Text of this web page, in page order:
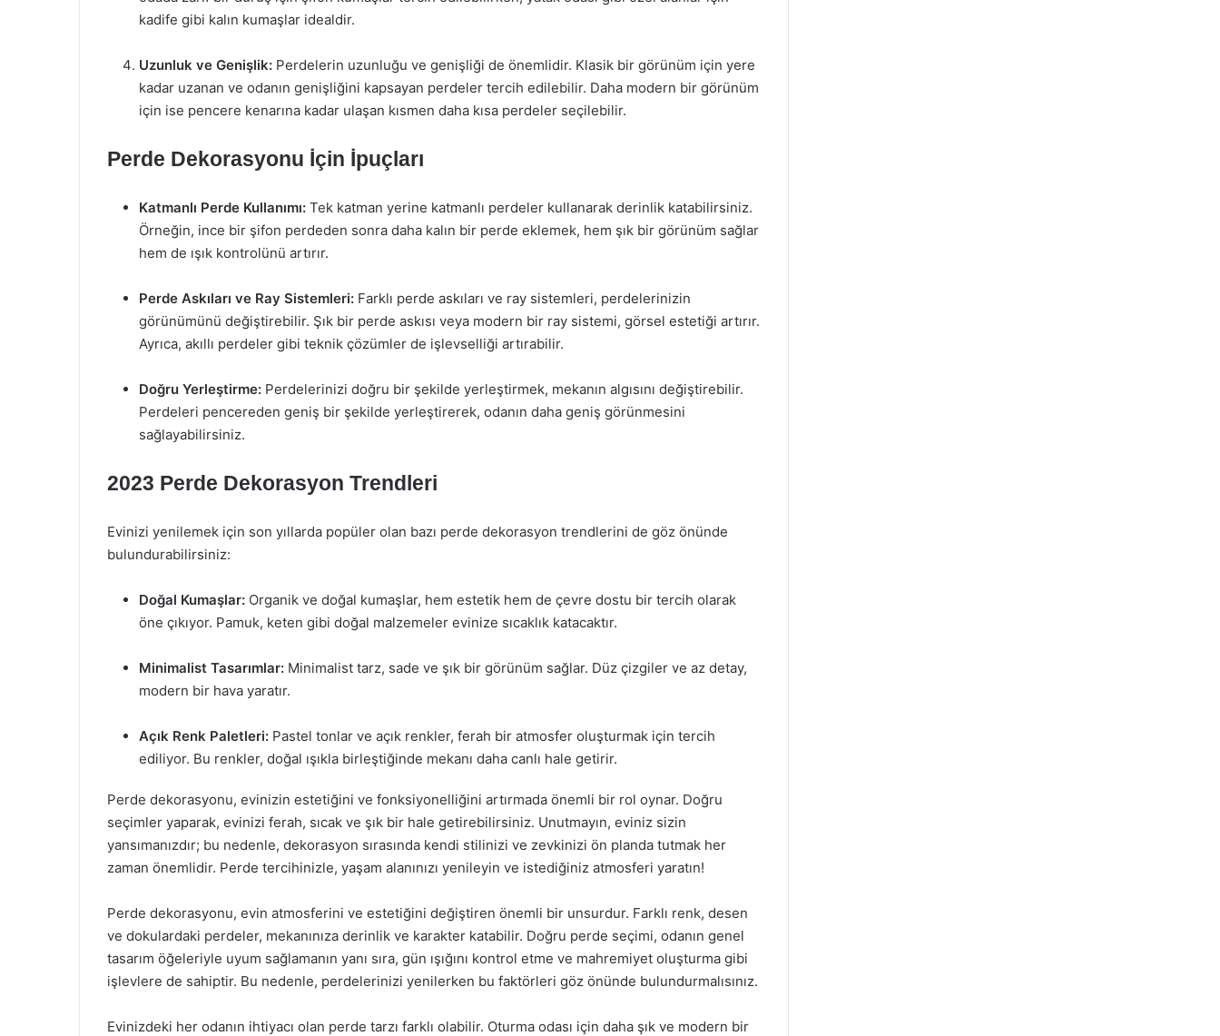
kadife gibi kalın kumaşlar idealdir.
Uzunluk ve Genişlik: Perdelerin uzunluğu ve genişliği de önemlidir. Klasik bir görünüm için yere
kadar uzanan ve odanın genişliğini kapsayan perdeler tercih edilebilir. Daha modern bir görünüm
için ise pencere kenarına kadar ulaşan kısmen daha kısa perdeler seçilebilir.
Perde Dekorasyonu İçin İpuçları
Katmanlı Perde Kullanımı: Tek katman yerine katmanlı perdeler kullanarak derinlik katabilirsiniz.
Örneğin, ince bir şifon perdeden sonra daha kalın bir perde eklemek, hem şık bir görünüm sağlar
hem de ışık kontrolünü artırır.
Perde Askıları ve Ray Sistemleri: Farklı perde askıları ve ray sistemleri, perdelerinizin
görünümünü değiştirebilir. Şık bir perde askısı veya modern bir ray sistemi, görsel estetiği artırır.
Ayrıca, akıllı perdeler gibi teknik çözümler de işlevselliği artırabilir.
Doğru Yerleştirme: Perdelerinizi doğru bir şekilde yerleştirmek, mekanın algısını değiştirebilir.
Perdeleri pencereden geniş bir şekilde yerleştirerek, odanın daha geniş görünmesini
sağlayabilirsiniz.
2023 Perde Dekorasyon Trendleri
Evinizi yenilemek için son yıllarda popüler olan bazı perde dekorasyon trendlerini de göz önünde
bulundurabilirsiniz:
Doğal Kumaşlar: Organik ve doğal kumaşlar, hem estetik hem de çevre dostu bir tercih olarak
öne çıkıyor. Pamuk, keten gibi doğal malzemeler evinize sıcaklık katacaktır.
Minimalist Tasarımlar: Minimalist tarz, sade ve şık bir görünüm sağlar. Düz çizgiler ve az detay,
modern bir hava yaratır.
Açık Renk Paletleri: Pastel tonlar ve açık renkler, ferah bir atmosfer oluşturmak için tercih
ediliyor. Bu renkler, doğal ışıkla birleştiğinde mekanı daha canlı hale getirir.
Perde dekorasyonu, evinizin estetiğini ve fonksiyonelliğini artırmada önemli bir rol oynar. Doğru
seçimler yaparak, evinizi ferah, sıcak ve şık bir hale getirebilirsiniz. Unutmayın, eviniz sizin
yansımanızdır; bu nedenle, dekorasyon sırasında kendi stilinizi ve zevkinizi ön planda tutmak her
zaman önemlidir. Perde tercihinizle, yaşam alanınızı yenileyin ve istediğiniz atmosferi yaratın!
Perde dekorasyonu, evin atmosferini ve estetiğini değiştiren önemli bir unsurdur. Farklı renk, desen
ve dokulardaki perdeler, mekanınıza derinlik ve karakter katabilir. Doğru perde seçimi, odanın genel
tasarım öğeleriyle uyum sağlamanın yanı sıra, gün ışığını kontrol etme ve mahremiyet oluşturma gibi
işlevlere de sahiptir. Bu nedenle, perdelerinizi yenilerken bu faktörleri göz önünde bulundurmalısınız.
Evinizdeki her odanın ihtiyacı olan perde tarzı farklı olabilir. Oturma odası için daha şık ve modern bir